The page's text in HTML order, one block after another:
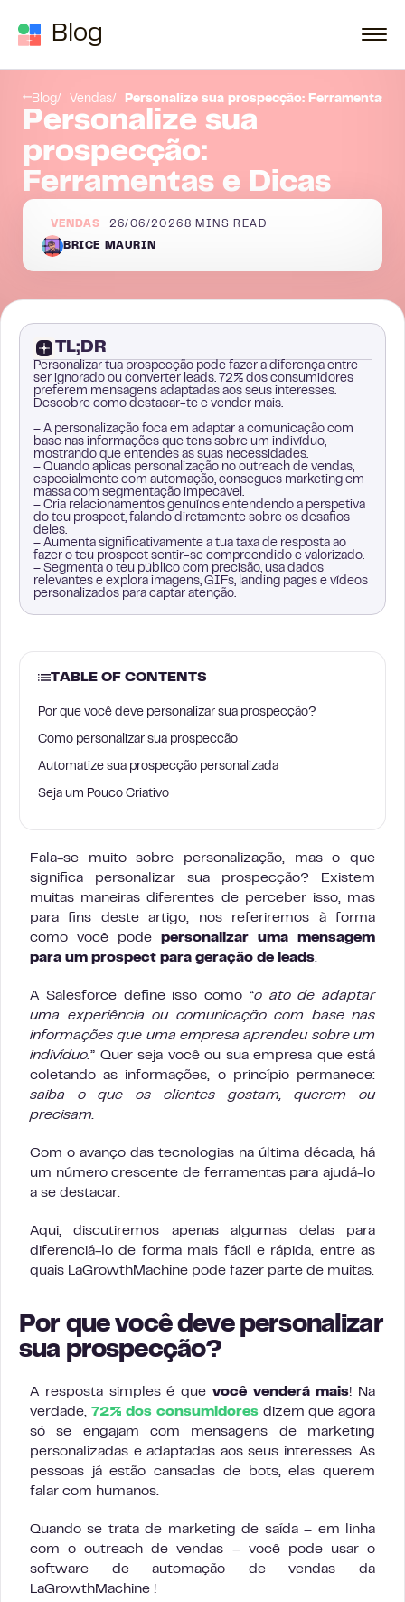
Blog
Blog Vendas Personalize sua prospecção: Ferramentas e
Personalize sua
prospecção:
Ferramentas e Dicas
VENDAS 26/06/2026 8 MINS READ
BRICE MAURIN
TL;DR
Personalizar tua prospecção pode fazer a diferença entre
ser ignorado ou converter leads. 72% dos consumidores
preferem mensagens adaptadas aos seus interesses.
Descobre como destacar-te e vender mais.
– A personalização foca em adaptar a comunicação com
base nas informações que tens sobre um indivíduo,
mostrando que entendes as suas necessidades.
– Quando aplicas personalização no outreach de vendas,
especialmente com automação, consegues marketing em
massa com segmentação impecável.
– Cria relacionamentos genuínos entendendo a perspetiva
do teu prospect, falando diretamente sobre os desafios
deles.
– Aumenta significativamente a tua taxa de resposta ao
fazer o teu prospect sentir-se compreendido e valorizado.
– Segmenta o teu público com precisão, usa dados
relevantes e explora imagens, GIFs, landing pages e vídeos
personalizados para captar atenção.
TABLE OF CONTENTS
Por que você deve personalizar sua prospecção?
Como personalizar sua prospecção
Automatize sua prospecção personalizada
Seja um Pouco Criativo
Fala-se muito sobre personalização, mas o que
significa personalizar sua prospecção? Existem
muitas maneiras diferentes de perceber isso, mas
para fins deste artigo, nos referiremos à forma
como você pode personalizar uma mensagem
para um prospect para geração de leads.
A Salesforce define isso como “o ato de adaptar
uma experiência ou comunicação com base nas
informações que uma empresa aprendeu sobre um
indivíduo.” Quer seja você ou sua empresa que está
coletando as informações, o princípio permanece:
saiba o que os clientes gostam, querem ou
precisam.
Com o avanço das tecnologias na última década, há
um número crescente de ferramentas para ajudá-lo
a se destacar.
Aqui, discutiremos apenas algumas delas para
diferenciá-lo de forma mais fácil e rápida, entre as
quais LaGrowthMachine pode fazer parte de muitas.
Por que você deve personalizar
sua prospecção?
A resposta simples é que você venderá mais! Na
verdade, 72% dos consumidores dizem que agora
só se engajam com mensagens de marketing
personalizadas e adaptadas aos seus interesses. As
pessoas já estão cansadas de bots, elas querem
falar com humanos.
Quando se trata de marketing de saída – em linha
com o outreach de vendas – você pode usar o
software de automação de vendas da
LaGrowthMachine !